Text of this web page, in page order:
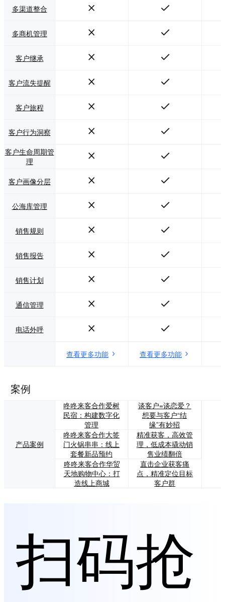
多渠道整合
多商机管理
客户继承
客户流失提醒
客户旅程
客户行为洞察
客户生命周期管
理
客户画像分层
公海库管理
销售规则
销售报告
销售计划
通信管理
电话外呼
查看更多功能 查看更多功能
案例
产品案例
咚咚来客合作爱树
民宿：构建数字化
管理
咚咚来客合作大签
门火锅串串：线上
套餐新品预约
咚咚来客合作华贸
天地购物中心：打
造线上商城
谈客户=谈恋爱？
想要与客户“结
缘”有妙招
精准获客，高效管
理，低成本撬动销
售业绩翻倍
直击企业获客痛
点，精准定位目标
客户群
扫码抢